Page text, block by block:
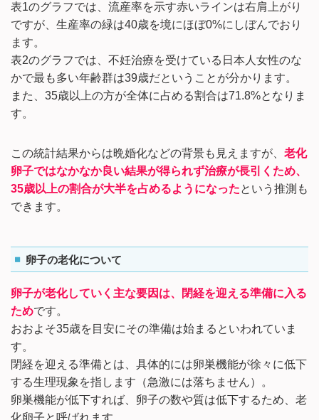
表1のグラフでは、流産率を示す赤いラインは右肩上がり
ですが、生産率の緑は40歳を境にほぼ0%にしぼんでおり
ます。
表2のグラフでは、不妊治療を受けている日本人女性のな
かで最も多い年齢群は39歳だということが分かります。
また、35歳以上の方が全体に占める割合は71.8%となりま
す。
この統計結果からは晩婚化などの背景も見えますが、 老化
卵子ではなかなか良い結果が得られず治療が長引くため、
35歳以上の割合が大半を占めるようになったという推測も
できます。
卵子の老化について
卵子が老化していく主な要因は、閉経を迎える準備に入る
ためです。
おおよそ35歳を目安にその準備は始まるといわれていま
す。
閉経を迎える準備とは、具体的には卵巣機能が徐々に低下
する生理現象を指します（急激には落ちません）。
卵巣機能が低下すれば、卵子の数や質は低下するため、老
化卵子と呼ばれます。